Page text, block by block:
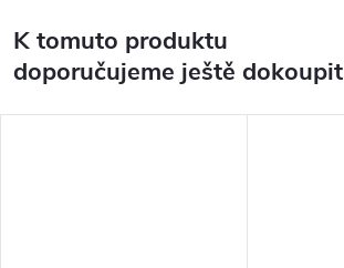
K tomuto produktu
doporučujeme ještě dokoupit